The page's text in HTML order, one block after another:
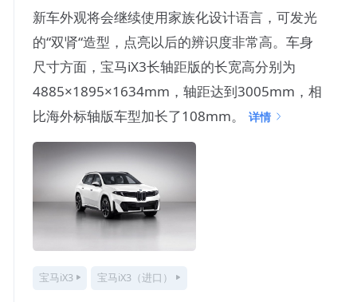
新车外观将会继续使用家族化设计语言，可发光
的“双肾“造型，点亮以后的辨识度非常高。车身
尺寸方面，宝马iX3长轴距版的长宽高分别为
4885×1895×1634mm，轴距达到3005mm，相
比海外标轴版车型加长了108mm。
详情
宝马iX3 宝马iX3（进口）